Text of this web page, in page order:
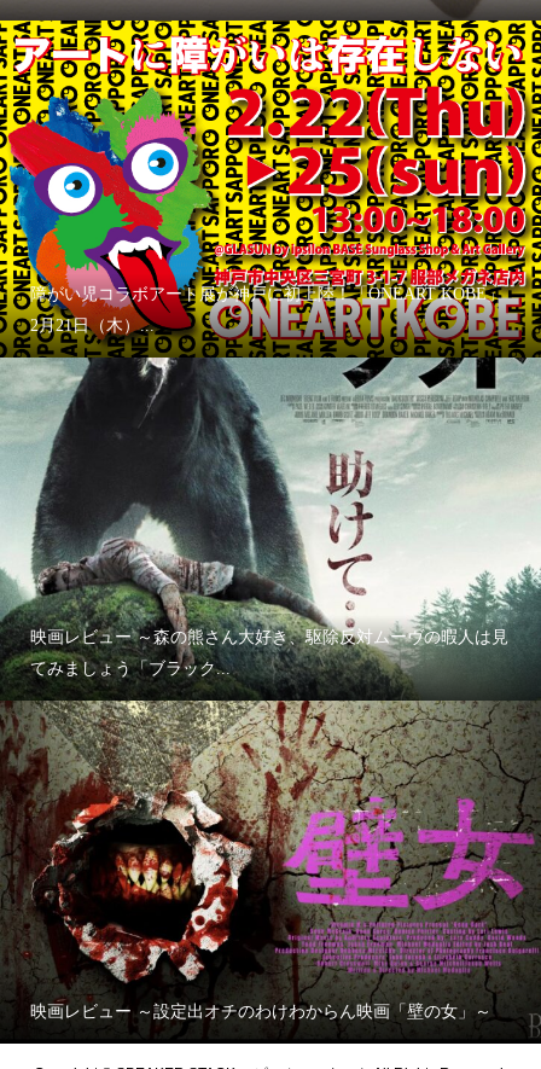
障がい児コラボアート展が神戸に初上陸！「ONEART KOBE」
2月21日（木）...
映画レビュー ～森の熊さん大好き、駆除反対ムーヴの暇人は見
てみましょう「ブラック...
映画レビュー ～設定出オチのわけわからん映画「壁の女」～